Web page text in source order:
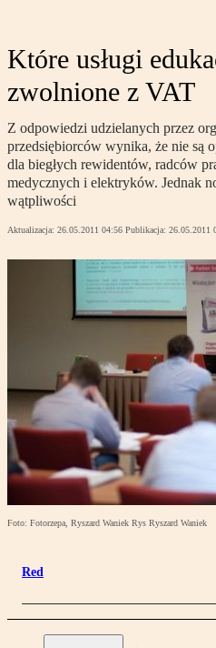
Które usługi
zwolnione z VAT
Z odpowiedzi udzielanych przez
przedsiębiorców wynika, że nie są
dla biegłych rewidentów, radców
medycznych i elektryków. Jednak
wątpliwości
Aktualizacja: 26.05.2011 04:56 Publikacja: 26.05.2011
Foto: Fotorzepa, Ryszard Waniek Rys Ryszard Waniek
Red